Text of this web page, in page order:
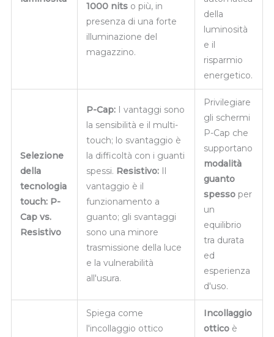
1000 nits o più, in
presenza di una forte
illuminazione del
magazzino.
della
luminosità
e il
risparmio
energetico.
Selezione
della
tecnologia
touch: P-
Cap vs.
Resistivo
P-Cap: I vantaggi sono
la sensibilità e il multi-
touch; lo svantaggio è
la difficoltà con i guanti
spessi. Resistivo: Il
vantaggio è il
funzionamento a
guanto; gli svantaggi
sono una minore
trasmissione della luce
e la vulnerabilità
all'usura.
Privilegiare
gli schermi
P-Cap che
supportano
modalità
guanto
spesso per
un
equilibrio
tra durata
ed
esperienza
d'uso.
Spiega come
l'incollaggio ottico
Incollaggio
ottico è